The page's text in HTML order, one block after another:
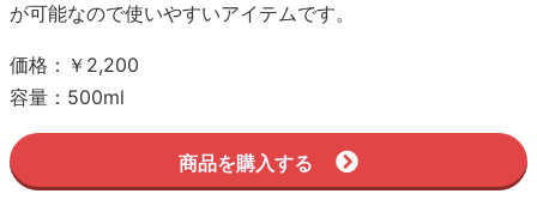
が可能なので使いやすいアイテムです。
価格：￥2,200
容量：500ml
商品を購入する